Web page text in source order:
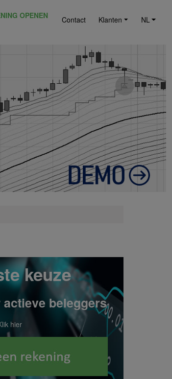
OPENEN Contact Klanten NL
keuze
beleggers
hier